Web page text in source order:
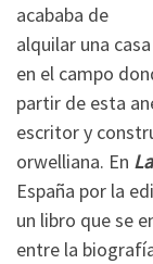
acababa de
alquilar una casa
en el campo
partir de esta
escritor y
orwelliana. En
España por la
un libro que se
entre la